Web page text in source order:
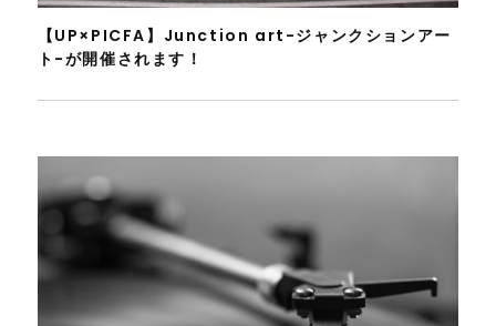
【UP×PICFA】Junction art-ジャンクションアー
ト-が開催されます！